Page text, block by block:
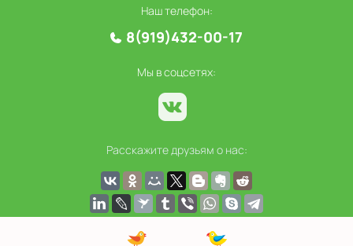
Наш телефон:
8(919)432-00-17
Мы в соцсетях:
Расскажите друзьям о нас: